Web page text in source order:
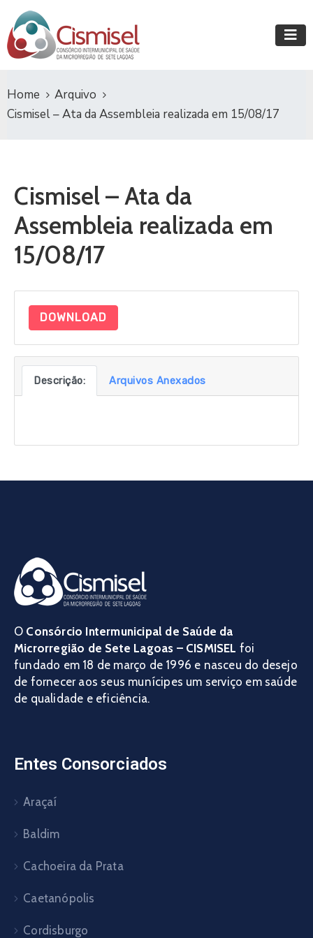
Home
Arquivo
Cismisel – Ata da Assembleia realizada em 15/08/17
Cismisel – Ata da
Assembleia realizada em
15/08/17
DOWNLOAD
Descrição: Arquivos Anexados
O Consórcio Intermunicipal de Saúde da
Microrregião de Sete Lagoas – CISMISEL foi
fundado em 18 de março de 1996 e nasceu do desejo
de fornecer aos seus munícipes um serviço em saúde
de qualidade e eficiência.
Entes Consorciados
Araçaí
Baldim
Cachoeira da Prata
Caetanópolis
Cordisburgo